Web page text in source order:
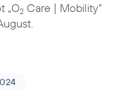
„O2Care | Mobility“